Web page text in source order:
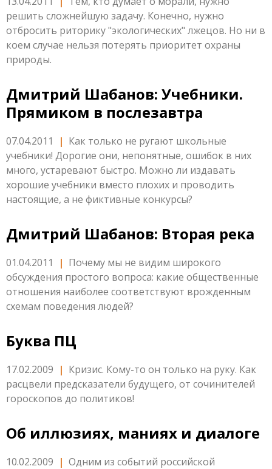
решить сложнейшую задачу. Конечно, нужно
отбросить риторику "экологических" лжецов. Но ни в
коем случае нельзя потерять приоритет охраны
природы.
Дмитрий Шабанов: Учебники.
Прямиком в послезавтра
07.04.2011 | Как только не ругают школьные
учебники! Дорогие они, непонятные, ошибок в них
много, устаревают быстро. Можно ли издавать
хорошие учебники вместо плохих и проводить
настоящие, а не фиктивные конкурсы?
Дмитрий Шабанов: Вторая река
01.04.2011 | Почему мы не видим широкого
обсуждения простого вопроса: какие общественные
отношения наиболее соответствуют врожденным
схемам поведения людей?
Буква ПЦ
17.02.2009 | Кризис. Кому-то он только на руку. Как
расцвели предсказатели будущего, от сочинителей
гороскопов до политиков!
Об иллюзиях, маниях и диалоге
10.02.2009 | Одним из событий российской